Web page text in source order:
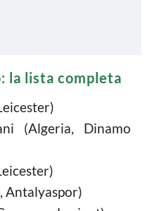
la lista completa
(Algeria, Dinamo
Antalyaspor)